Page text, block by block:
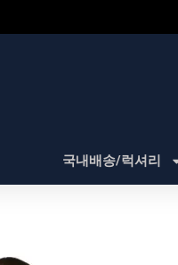
국내배송/럭셔리